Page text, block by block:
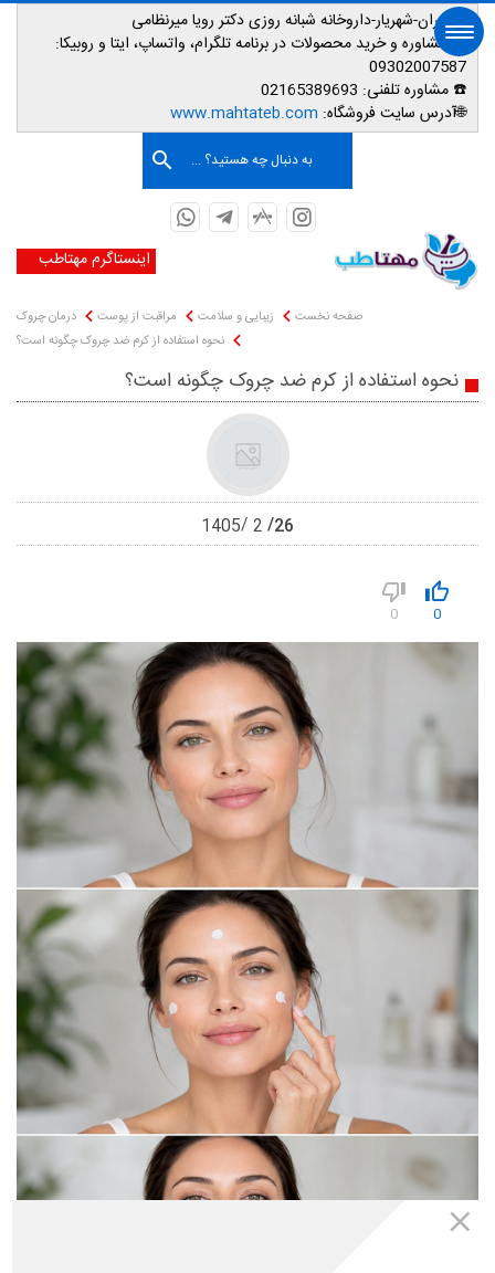
📌تهران-شهریار-داروخانه شبانه روزی دکتر رویا میرنظامی
📱مشاوره و خرید محصولات در برنامه تلگرام، واتساپ، ایتا و روبیکا:
09302007587
☎️ مشاوره تلفنی:
🌐آدرس سایت فروشگاه: www.mahtateb.com
به دنبال چه هستید؟ ...
اینستاگرم مهتاطب
صفحه نخست زیبایی و سلامت مراقبت از پوست
درمان چروک
نحوه استفاده از کرم ضد چروک چگونه است؟
نحوه استفاده از کرم ضد چروک چگونه است؟
26
2
1405
0
0